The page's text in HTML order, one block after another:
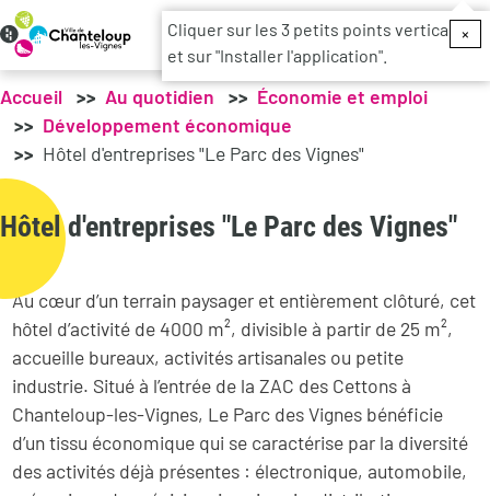
Menu
Accueil Au quotidien
Économie et emploi
Développement économique
Hôtel d'entreprises "Le Parc des Vignes"
Hôtel d'entreprises "Le Parc des Vignes"
Au cœur d’un terrain paysager et entièrement clôturé, cet
hôtel d’activité de 4000 m², divisible à partir de 25 m²,
accueille bureaux, activités artisanales ou petite
industrie. Situé à l’entrée de la ZAC des Cettons à
Chanteloup-les-Vignes, Le Parc des Vignes bénéficie
d’un tissu économique qui se caractérise par la diversité
des activités déjà présentes : électronique, automobile,
×
Cliquer sur les 3 petits points verticaux
et sur "Installer l'application".